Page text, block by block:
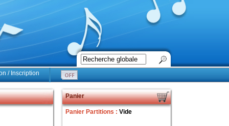
/ Inscription
Panier
Panier Partitions : Vide